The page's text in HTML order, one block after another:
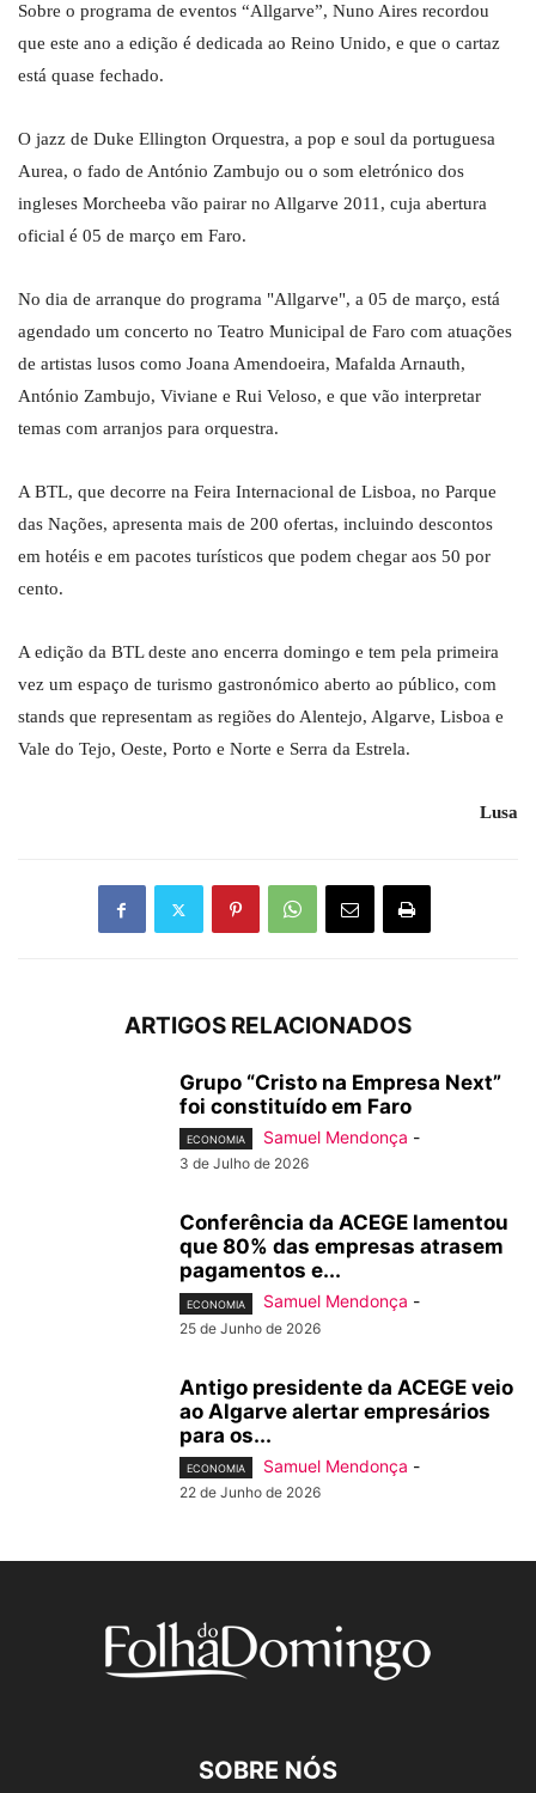
Sobre o programa de eventos “Allgarve”, Nuno Aires recordou
que este ano a edição é dedicada ao Reino Unido, e que o cartaz
está quase fechado.
O jazz de Duke Ellington Orquestra, a pop e soul da portuguesa
Aurea, o fado de António Zambujo ou o som eletrónico dos
ingleses Morcheeba vão pairar no Allgarve 2011, cuja abertura
oficial é 05 de março em Faro.
No dia de arranque do programa "Allgarve", a 05 de março, está
agendado um concerto no Teatro Municipal de Faro com atuações
de artistas lusos como Joana Amendoeira, Mafalda Arnauth,
António Zambujo, Viviane e Rui Veloso, e que vão interpretar
temas com arranjos para orquestra.
A BTL, que decorre na Feira Internacional de Lisboa, no Parque
das Nações, apresenta mais de 200 ofertas, incluindo descontos
em hotéis e em pacotes turísticos que podem chegar aos 50 por
cento.
A edição da BTL deste ano encerra domingo e tem pela primeira
vez um espaço de turismo gastronómico aberto ao público, com
stands que representam as regiões do Alentejo, Algarve, Lisboa e
Vale do Tejo, Oeste, Porto e Norte e Serra da Estrela.
Lusa
ARTIGOS RELACIONADOS
Grupo “Cristo na Empresa Next”
foi constituído em Faro
ECONOMIA Samuel Mendonça -
3 de Julho de 2026
Conferência da ACEGE lamentou
que 80% das empresas atrasem
pagamentos e...
ECONOMIA Samuel Mendonça -
25 de Junho de 2026
Antigo presidente da ACEGE veio
ao Algarve alertar empresários
para os...
ECONOMIA Samuel Mendonça -
22 de Junho de 2026
SOBRE NÓS